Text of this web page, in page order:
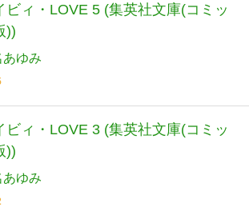
ビィ・LOVE 5 (集英社文庫(コミッ
))
あゆみ
ビィ・LOVE 3 (集英社文庫(コミッ
))
あゆみ